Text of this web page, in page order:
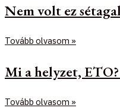
Nem volt ez
Tovább olvasom »
Mi a helyzet,
Tovább olvasom »